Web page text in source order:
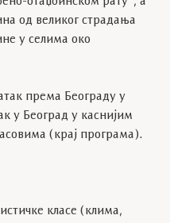
од великог страдања
у селима око
према Београду у
у Београд у каснијим
(крај програма).
класе (клима,